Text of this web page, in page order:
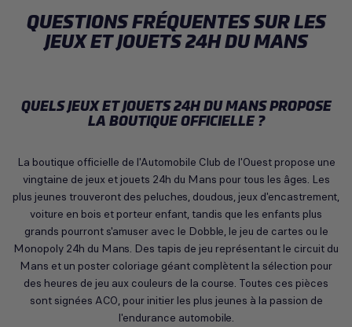
QUESTIONS FRÉQUENTES SUR LES
JEUX ET JOUETS 24H DU MANS
QUELS JEUX ET JOUETS 24H DU MANS PROPOSE
LA BOUTIQUE OFFICIELLE ?
La boutique officielle de l'Automobile Club de l'Ouest propose une
vingtaine de jeux et jouets 24h du Mans pour tous les âges. Les
plus jeunes trouveront des peluches, doudous, jeux d'encastrement,
voiture en bois et porteur enfant, tandis que les enfants plus
grands pourront s'amuser avec le Dobble, le jeu de cartes ou le
Monopoly 24h du Mans. Des tapis de jeu représentant le circuit du
Mans et un poster coloriage géant complètent la sélection pour
des heures de jeu aux couleurs de la course. Toutes ces pièces
sont signées ACO, pour initier les plus jeunes à la passion de
l'endurance automobile.